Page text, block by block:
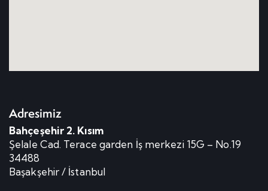
Adresimiz
Bahçeşehir 2. Kısım
Şelale Cad. Terace garden İş merkezi 15G – No.19
34488
Başakşehir / İstanbul